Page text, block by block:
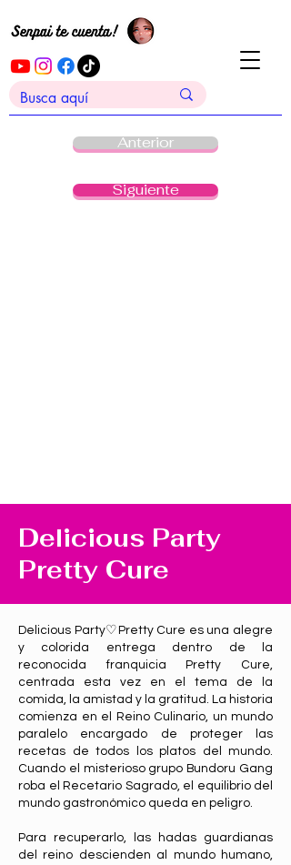
Anterior
Siguiente
Delicious Party
Pretty Cure
Delicious Party♡Pretty Cure es una alegre
y colorida entrega dentro de la
reconocida franquicia Pretty Cure,
centrada esta vez en el tema de la
comida, la amistad y la gratitud. La historia
comienza en el Reino Culinario, un mundo
paralelo encargado de proteger las
recetas de todos los platos del mundo.
Cuando el misterioso grupo Bundoru Gang
roba el Recetario Sagrado, el equilibrio del
mundo gastronómico queda en peligro.
Para recuperarlo, las hadas guardianas
del reino descienden al mundo humano,